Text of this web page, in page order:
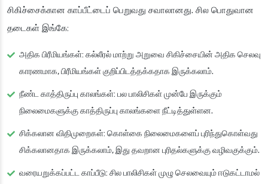
சிகிச்சைக்கான காப்பீட்டைப் பெறுவது சவாலானது. சில பொதுவான
தடைகள் இங்கே:
அதிக பிரீமியங்கள்: கல்லீரல் மாற்று அறுவை சிகிச்சையின் அதிக செலவு
காரணமாக, பிரீமியங்கள் குறிப்பிடத்தக்கதாக இருக்கலாம்.
நீண்ட காத்திருப்பு காலங்கள்: பல பாலிசிகள் முன்பே இருக்கும்
நிலைமைகளுக்கு காத்திருப்பு காலங்களை நீட்டித்துள்ளன.
சிக்கலான விதிமுறைகள்: கொள்கை நிலைமைகளைப் புரிந்துகொள்வது
சிக்கலானதாக இருக்கலாம், இது தவறான புரிதல்களுக்கு வழிவகுக்கும்.
வரையறுக்கப்பட்ட காப்பீடு: சில பாலிசிகள் முழு செலவையும் ஈடுகட்டாமல்